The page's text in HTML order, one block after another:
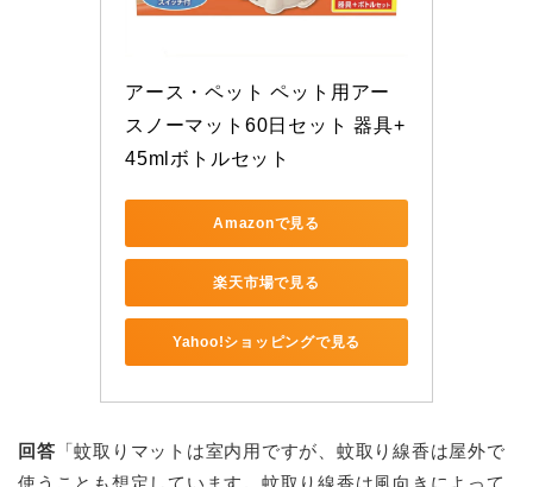
アース・ペット ペット用アー
スノーマット60日セット 器具+
45mlボトルセット
Amazonで見る
楽天市場で見る
Yahoo!ショッピングで見る
回答 「蚊取りマットは室内用ですが、蚊取り線香は屋外で